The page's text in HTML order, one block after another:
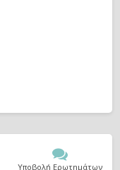
Υποβολή Ερωτημάτων